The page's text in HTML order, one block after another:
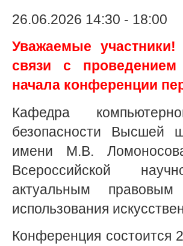
26.06.2026 14:30 - 18:00
Уважаемые
связи с проведением
начала конференции
Кафедра
безопасности Высшей
имени М.В.
Всероссийской
актуальным
использования
Конференция состоится